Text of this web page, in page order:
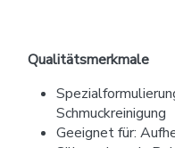
Qualitätsmerkmale
Schmuckreinigung
Geeignet für: